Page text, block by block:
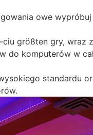
owe
größten gry, wraz z
do komputerów w
standardu